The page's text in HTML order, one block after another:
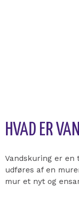
HVAD ER
Vandskuring er en
udføres af en
mur et nyt og